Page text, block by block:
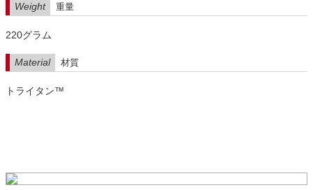
Weight 重量
220グラム
Material 材質
トライタン™️